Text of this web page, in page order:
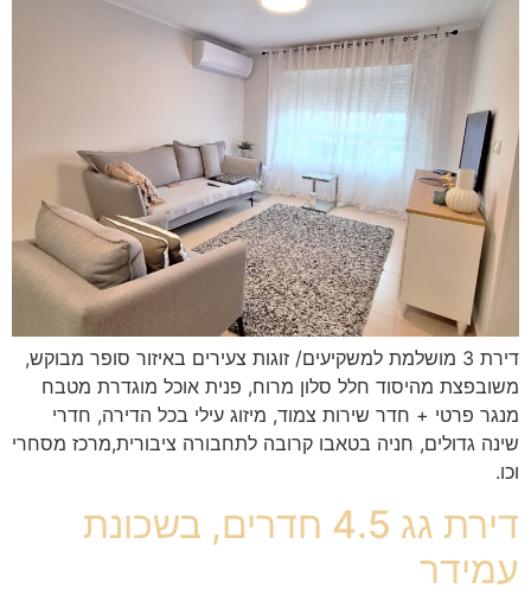
דירת 3 מושלמת למשקיעים/ זוגות צעירים באיזור סופר מבוקש,
משובפצת מהיסוד חלל סלון מרוח, פנית אוכל מוגדרת מטבח
מנגר פרטי + חדר שירות צמוד, מיזוג עילי בכל הדירה, חדרי
שינה גדולים, חניה בטאבו קרובה לתחבורה ציבורית,מרכז מסחרי
וכו.
דירת גג 4.5 חדרים, בשכונת
עמידר